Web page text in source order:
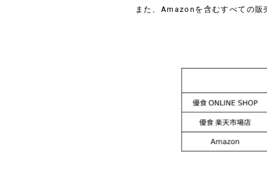
また、Amazonを含むすべての